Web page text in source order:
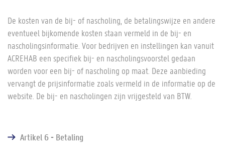
De kosten van de bij- of nascholing, de betalingswijze en andere
eventueel bijkomende kosten staan vermeld in de bij- en
nascholingsinformatie. Voor bedrijven en instellingen kan vanuit
ACREHAB een specifiek bij- en nascholingsvoorstel gedaan
worden voor een bij- of nascholing op maat. Deze aanbieding
vervangt de prijsinformatie zoals vermeld in de informatie op de
website. De bij- en nascholingen zijn vrijgesteld van BTW.
Artikel 6 - Betaling